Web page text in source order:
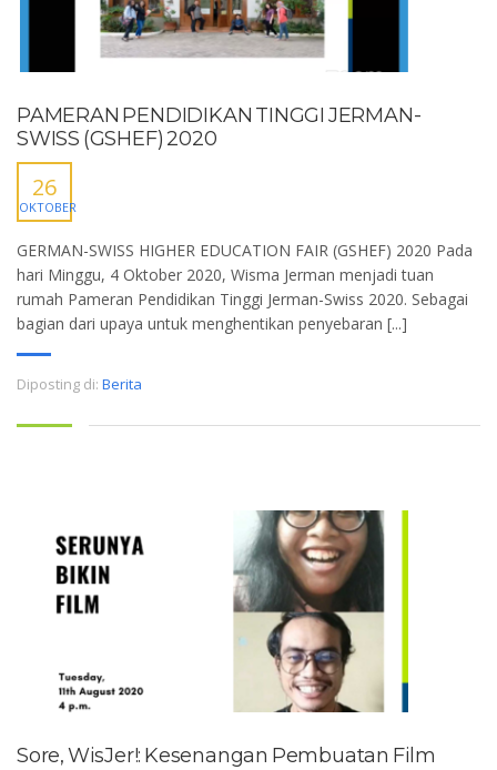
PAMERAN PENDIDIKAN TINGGI JERMAN-
SWISS (GSHEF) 2020
26
OKTOBER
GERMAN-SWISS HIGHER EDUCATION FAIR (GSHEF) 2020 Pada
hari Minggu, 4 Oktober 2020, Wisma Jerman menjadi tuan
rumah Pameran Pendidikan Tinggi Jerman-Swiss 2020. Sebagai
bagian dari upaya untuk menghentikan penyebaran [...]
Diposting di: Berita
Sore, WisJer!: Kesenangan Pembuatan Film